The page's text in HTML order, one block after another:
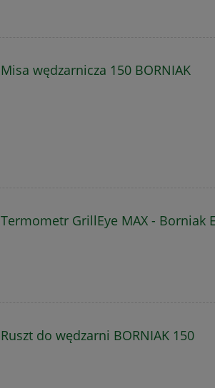
Misa wędzarnicza 150 BORNIAK
Termometr GrillEye MAX - Borniak
Ruszt do wędzarni BORNIAK 150